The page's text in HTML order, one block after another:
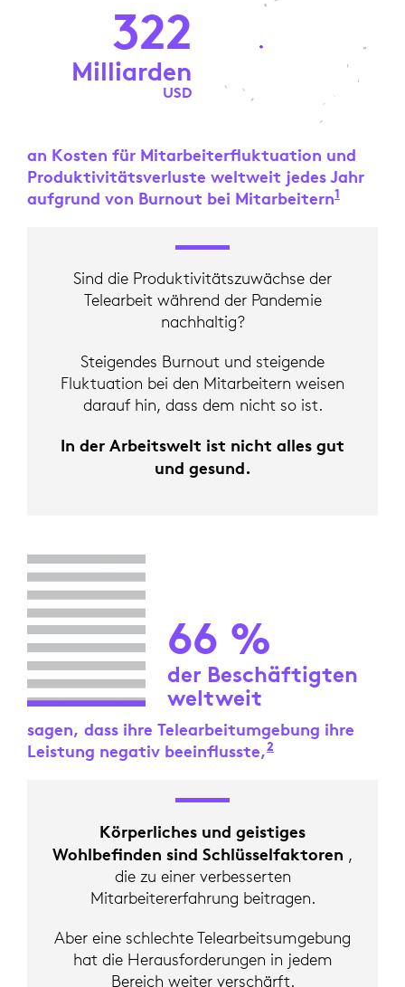
Sind die Produktivitätszuwächse der
Telearbeit während der Pandemie
nachhaltig?
Steigendes Burnout und steigende
Fluktuation bei den Mitarbeitern weisen
darauf hin, dass dem nicht so ist.
In der Arbeitswelt ist nicht alles gut
und gesund.
322
Milliarden
USD
an Kosten für Mitarbeiterfluktuation und
Produktivitätsverluste weltweit jedes Jahr
aufgrund von Burnout bei Mitarbeitern1
66 %
der Beschäftigten
weltweit
sagen, dass ihre Telearbeitumgebung ihre
Leistung negativ beeinflusste,2
Körperliches und geistiges
Wohlbefinden sind Schlüsselfaktoren ,
die zu einer verbesserten
Mitarbeitererfahrung beitragen.
Aber eine schlechte Telearbeitsumgebung
hat die Herausforderungen in jedem
Bereich weiter verschärft.